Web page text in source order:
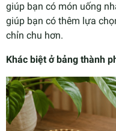
giúp bạn có món uống
giúp bạn có thêm lựa
chỉn chu hơn.
Khác biệt ở bảng thành